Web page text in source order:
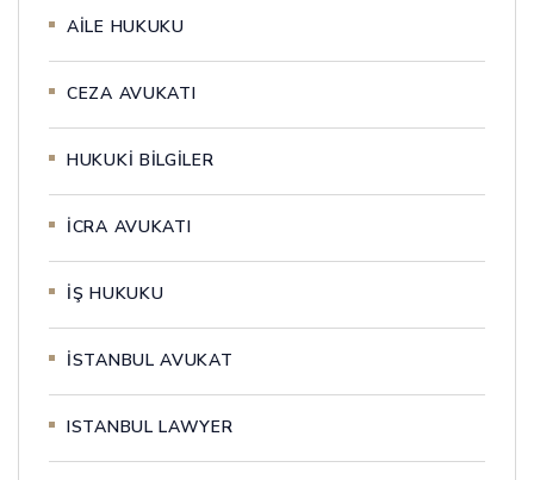
AİLE HUKUKU
CEZA AVUKATI
HUKUKİ BİLGİLER
İCRA AVUKATI
İŞ HUKUKU
İSTANBUL AVUKAT
ISTANBUL LAWYER